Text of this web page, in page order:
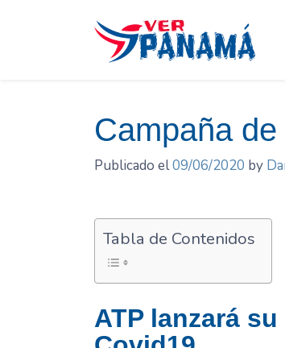
Campaña
Publicado el09/06/2020 by
Tabla de Contenidos
ATP lanzará